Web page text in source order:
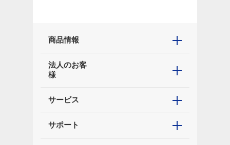
商品情報
法人のお客
様
サービス
サポート